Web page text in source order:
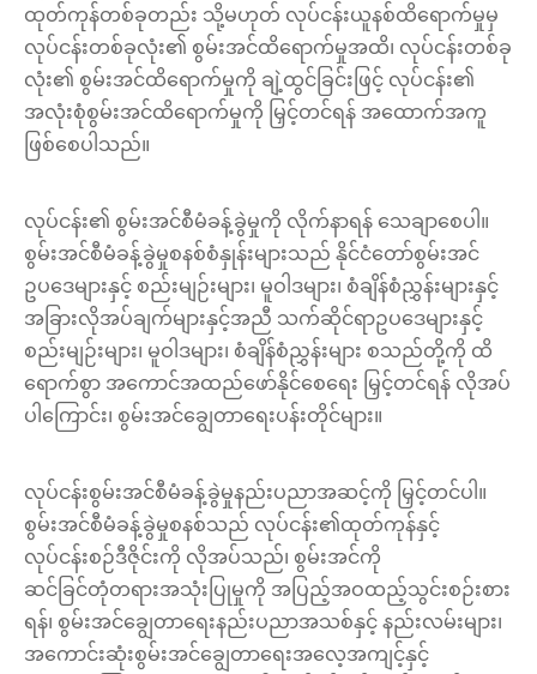
ထုတ်ကုန်တစ်ခုတည်း သို့မဟုတ် လုပ်ငန်းယူနစ်ထိရောက်မှုမှ
လုပ်ငန်းတစ်ခုလုံး၏ စွမ်းအင်ထိရောက်မှုအထိ၊ လုပ်ငန်းတစ်ခု
လုံး၏ စွမ်းအင်ထိရောက်မှုကို ချဲ့ထွင်ခြင်းဖြင့် လုပ်ငန်း၏
အလုံးစုံစွမ်းအင်ထိရောက်မှုကို မြှင့်တင်ရန် အထောက်အကူ
ဖြစ်စေပါသည်။
လုပ်ငန်း၏ စွမ်းအင်စီမံခန့်ခွဲမှုကို လိုက်နာရန် သေချာစေပါ။
စွမ်းအင်စီမံခန့်ခွဲမှုစနစ်စံနှုန်းများသည် နိုင်ငံတော်စွမ်းအင်
ဥပဒေများနှင့် စည်းမျဉ်းများ၊ မူဝါဒများ၊ စံချိန်စံညွှန်းများနှင့်
အခြားလိုအပ်ချက်များနှင့်အညီ သက်ဆိုင်ရာဥပဒေများနှင့်
စည်းမျဉ်းများ၊ မူဝါဒများ၊ စံချိန်စံညွှန်းများ စသည်တို့ကို ထိ
ရောက်စွာ အကောင်အထည်ဖော်နိုင်စေရေး မြှင့်တင်ရန် လိုအပ်
ပါကြောင်း၊ စွမ်းအင်ချွေတာရေးပန်းတိုင်များ။
လုပ်ငန်းစွမ်းအင်စီမံခန့်ခွဲမှုနည်းပညာအဆင့်ကို မြှင့်တင်ပါ။
စွမ်းအင်စီမံခန့်ခွဲမှုစနစ်သည် လုပ်ငန်း၏ထုတ်ကုန်နှင့်
လုပ်ငန်းစဉ်ဒီဇိုင်းကို လိုအပ်သည်၊ စွမ်းအင်ကို
ဆင်ခြင်တုံတရားအသုံးပြုမှုကို အပြည့်အဝထည့်သွင်းစဉ်းစား
ရန်၊ စွမ်းအင်ချွေတာရေးနည်းပညာအသစ်နှင့် နည်းလမ်းများ၊
အကောင်းဆုံးစွမ်းအင်ချွေတာရေးအလေ့အကျင့်နှင့်